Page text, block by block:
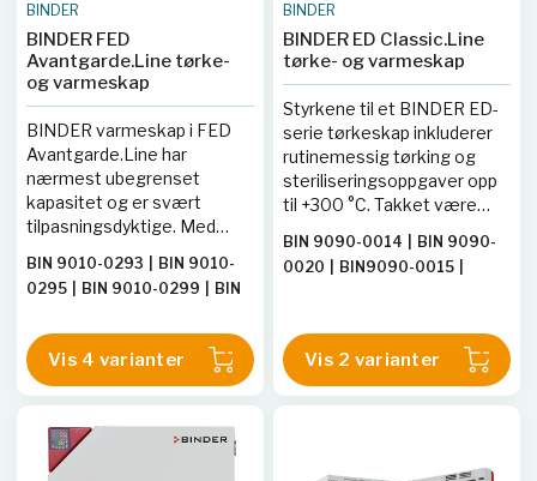
BINDER
BINDER FED
Avantgarde.Line tørke-
og varmeskap
BINDER varmeskap i FED
Avantgarde.Line har
nærmest ubegrenset
kapasitet og er svært
tilpasningsdyktige. Med
og regulerbar vifte er
temperatur- og
styre.
BIN 9010-0293
BIN 9010-
0295
BIN 9010-0299
BIN
BIN9010-0300|BIN9010-
0296| BIN9010-0302
Vis 4 varianter
BINDER
BINDER ED Classic.Line
tørke- og varmeskap
Styrkene til et BINDER ED-
serie tørkeskap inkluderer
rutinemessig tørking og
steriliseringsoppgaver opp
til +300 °C. Takket være
termiske prosesser i dette
tørkeskapet svært
BIN 9090-0014
BIN 9090-
0020
BIN9090-0015
Vis 2 varianter